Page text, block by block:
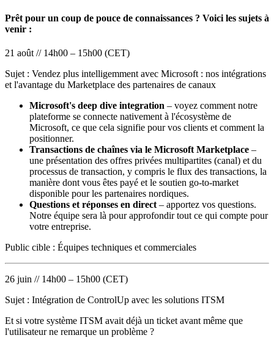
Prêt pour un coup de pouce de connaissances ? Voici les sujets à
venir :
21 août // 14h00 – 15h00 (CET)
Sujet : Vendez plus intelligemment avec Microsoft : nos intégrations
et l'avantage du Marketplace des partenaires de canaux
Microsoft's deep dive integration – voyez comment notre
plateforme se connecte nativement à l'écosystème de
Microsoft, ce que cela signifie pour vos clients et comment la
positionner.
Transactions de chaînes via le Microsoft Marketplace –
une présentation des offres privées multipartites (canal) et du
processus de transaction, y compris le flux des transactions, la
manière dont vous êtes payé et le soutien go-to-market
disponible pour les partenaires nordiques.
Questions et réponses en direct – apportez vos questions.
Notre équipe sera là pour approfondir tout ce qui compte pour
votre entreprise.
Public cible : Équipes techniques et commerciales
26 juin // 14h00 – 15h00 (CET)
Sujet : Intégration de ControlUp avec les solutions ITSM
Et si votre système ITSM avait déjà un ticket avant même que
l'utilisateur ne remarque un problème ?